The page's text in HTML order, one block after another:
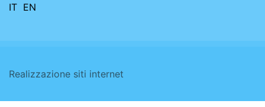
IT EN
Realizzazione siti internet